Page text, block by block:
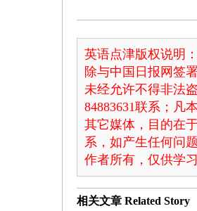
英语点津版权说明
除与中国日报网签
未经允许不得非法
84883631联系；凡
其它媒体，目的在
系，如产生任何问
作者所有，仅供学
相关文章 Related Story